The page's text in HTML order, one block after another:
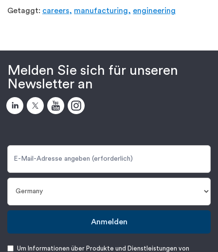
Getaggt: careers, manufacturing, engineering
Melden Sie sich für unseren
Newsletter an
Anmelden
Um Informationen über Produkte und Dienstleistungen von